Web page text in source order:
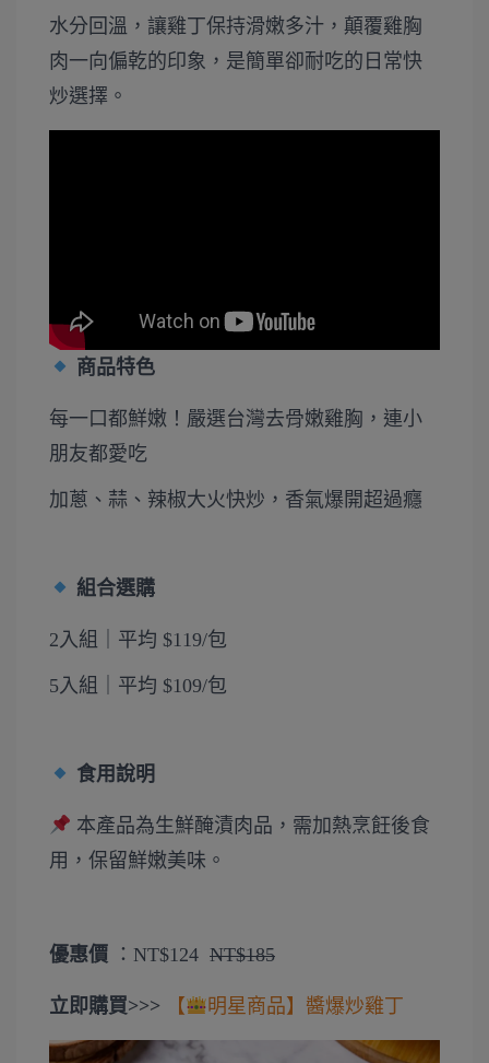
水分回溫，讓雞丁保持滑嫩多汁，顛覆雞胸
肉一向偏乾的印象，是簡單卻耐吃的日常快
炒選擇。
商品特色
每一口都鮮嫩！嚴選台灣去骨嫩雞胸，連小
朋友都愛吃
加蔥、蒜、辣椒大火快炒，香氣爆開超過癮
組合選購
2入組｜平均 $119/包
5入組｜平均 $109/包
食用說明
本產品為生鮮醃漬肉品，需加熱烹飪後食
用，保留鮮嫩美味。
優惠價 ： NT$124 NT$185
立即購買>>> 【 明星商品】醬爆炒雞丁